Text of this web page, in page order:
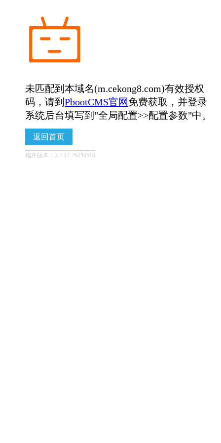
未匹配到本域名(m.cekong8.com)有效授权
码，请到PbootCMS官网免费获取，并登录
系统后台填写到"全局配置>>配置参数"中。
返回首页
程序版本：3.2.12-20250518